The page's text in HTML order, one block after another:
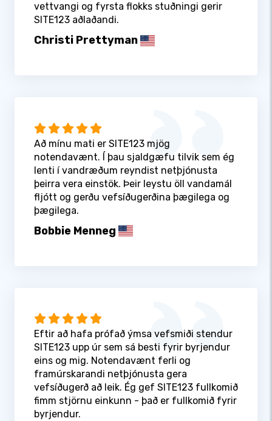
vettvangi og fyrsta flokks stuðningi gerir
SITE123 aðlaðandi.
Christi Prettyman
Að mínu mati er SITE123 mjög
notendavænt. Í þau sjaldgæfu tilvik sem ég
lenti í vandræðum reyndist netþjónusta
þeirra vera einstök. Þeir leystu öll vandamál
fljótt og gerðu vefsíðugerðina þægilega og
þægilega.
Bobbie Menneg
Eftir að hafa prófað ýmsa vefsmiði stendur
SITE123 upp úr sem sá besti fyrir byrjendur
eins og mig. Notendavænt ferli og
framúrskarandi netþjónusta gera
vefsíðugerð að leik. Ég gef SITE123 fullkomið
fimm stjörnu einkunn - það er fullkomið fyrir
byrjendur.